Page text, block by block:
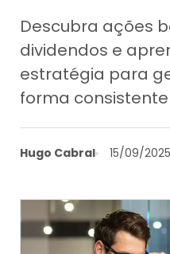
Descubra ações
dividendos e
estratégia para
forma
Hugo Cabral 15/09/